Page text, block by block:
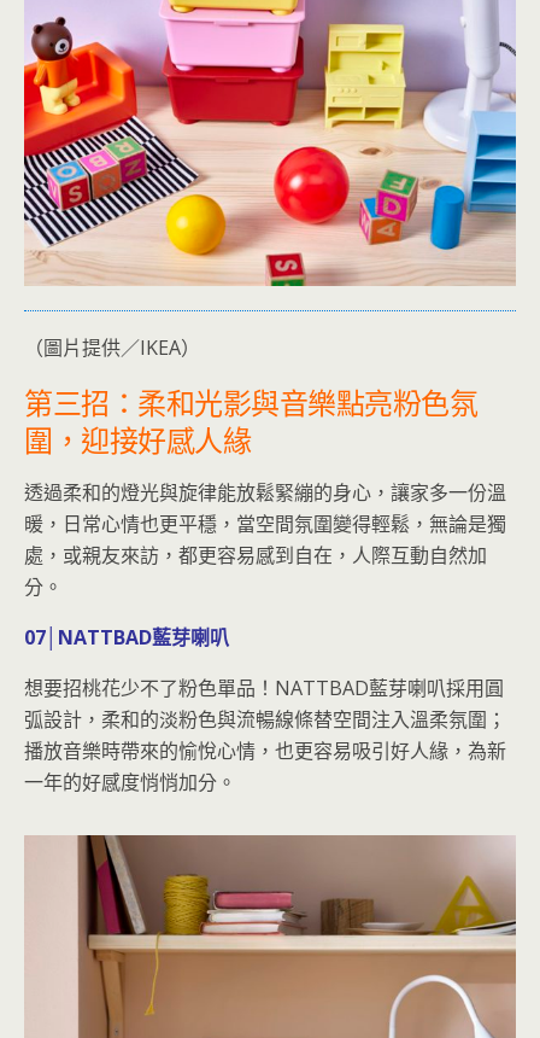
（圖片提供／IKEA）
第三招：柔和光影與音樂點亮粉色氛
圍，迎接好感人緣
透過柔和的燈光與旋律能放鬆緊繃的身心，讓家多一份溫
暖，日常心情也更平穩，當空間氛圍變得輕鬆，無論是獨
處，或親友來訪，都更容易感到自在，人際互動自然加
分。
07│NATTBAD藍芽喇叭
想要招桃花少不了粉色單品！NATTBAD藍芽喇叭採用圓
弧設計，柔和的淡粉色與流暢線條替空間注入溫柔氛圍；
播放音樂時帶來的愉悅心情，也更容易吸引好人緣，為新
一年的好感度悄悄加分。